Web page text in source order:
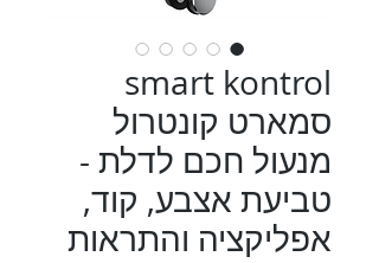
smart kontrol
סמארט קונטרול
מנעול חכם לדלת -
טביעת אצבע, קוד,
אפליקציה והתראות